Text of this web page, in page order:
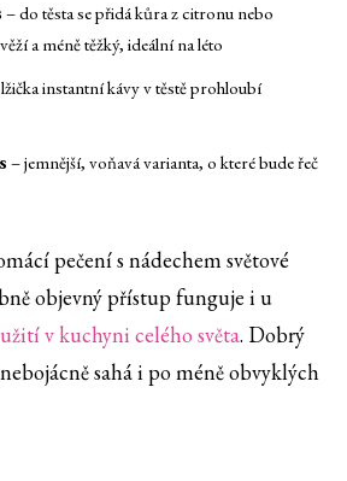
– do těsta se přidá kůra z citronu nebo
a méně těžký, ideální na léto
instantní kávy v těstě prohloubí
– jemnější, voňavá varianta, o které bude řeč
pečení s nádechem světové
objevný přístup funguje i u
v kuchyni celého světa. Dobrý
sahá i po méně obvyklých